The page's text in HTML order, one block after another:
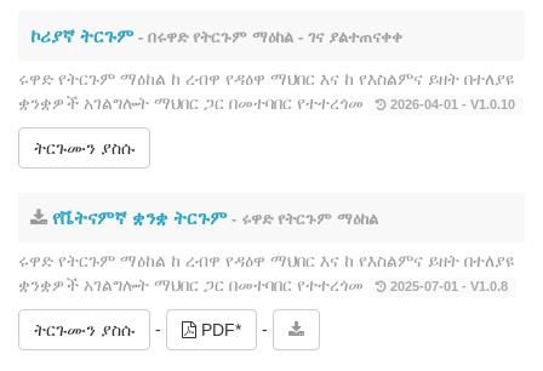
ኮሪያኛ ትርጉም- በሩዋድ የትርጉም ማዕከል - ገና ያልተጠናቀቀ
ሩዋድ የትርጉም ማዕከል ከ ረብዋ የዳዕዋ ማህበር እና ከ የእስልምና ይዘት በተለያዩ
ቋንቋዎች አገልግሎት ማህበር ጋር በመተባበር የተተረጎመ
2026-04-01 - V1.0.10
ትርጉሙን ያስሱ
የቬትናምኛ ቋንቋ ትርጉም- ሩዋድ የትርጉም ማዕከል
ሩዋድ የትርጉም ማዕከል ከ ረብዋ የዳዕዋ ማህበር እና ከ የእስልምና ይዘት በተለያዩ
ቋንቋዎች አገልግሎት ማህበር ጋር በመተባበር የተተረጎመ
2025-07-01 - V1.0.8
ትርጉሙን ያስሱ - PDF* -